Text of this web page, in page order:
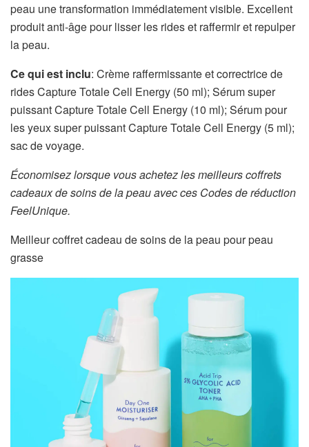
peau une transformation immédiatement visible. Excellent
produit anti-âge pour lisser les rides et raffermir et repulper
la peau.
Ce qui est inclu: Crème raffermissante et correctrice de
rides Capture Totale Cell Energy (50 ml); Sérum super
puissant Capture Totale Cell Energy (10 ml); Sérum pour
les yeux super puissant Capture Totale Cell Energy (5 ml);
sac de voyage.
Économisez lorsque vous achetez les meilleurs coffrets
cadeaux de soins de la peau avec ces Codes de réduction
FeelUnique.
Meilleur coffret cadeau de soins de la peau pour peau
grasse